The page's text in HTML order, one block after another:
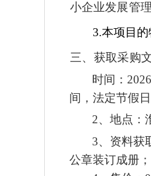
小企业发展管
3.本项目的
三、获取采购
时间：
间，法定节假日
2、地点：
3、资料获
公章装订成册 ；